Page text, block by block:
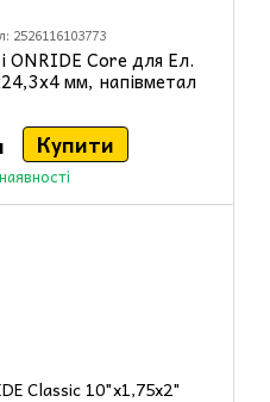
2526116103773
ONRIDE Core для Ел.
мм, напівметал
Купити